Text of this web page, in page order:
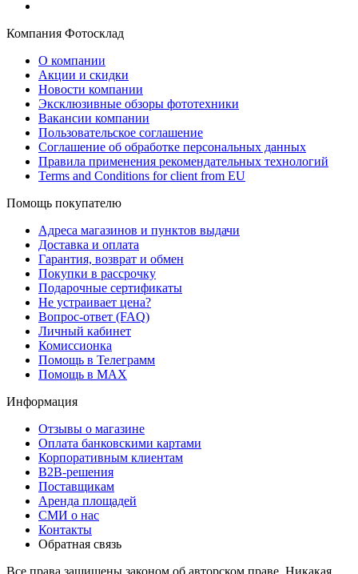
Компания Фотосклад
О компании
Акции и скидки
Новости компании
Эксклюзивные обзоры фототехники
Вакансии компании
Пользовательское соглашение
Соглашение об обработке персональных данных
Правила применения рекомендательных технологий
Terms and Conditions for client from EU
Помощь покупателю
Адреса магазинов и пунктов выдачи
Доставка и оплата
Гарантия, возврат и обмен
Покупки в рассрочку
Подарочные сертификаты
Не устраивает цена?
Вопрос-ответ (FAQ)
Личный кабинет
Комиссионка
Помощь в Телеграмм
Помощь в MAX
Информация
Отзывы о магазине
Оплата банковскими картами
Корпоративным клиентам
B2B-решения
Поставщикам
Аренда площадей
СМИ о нас
Контакты
Обратная связь